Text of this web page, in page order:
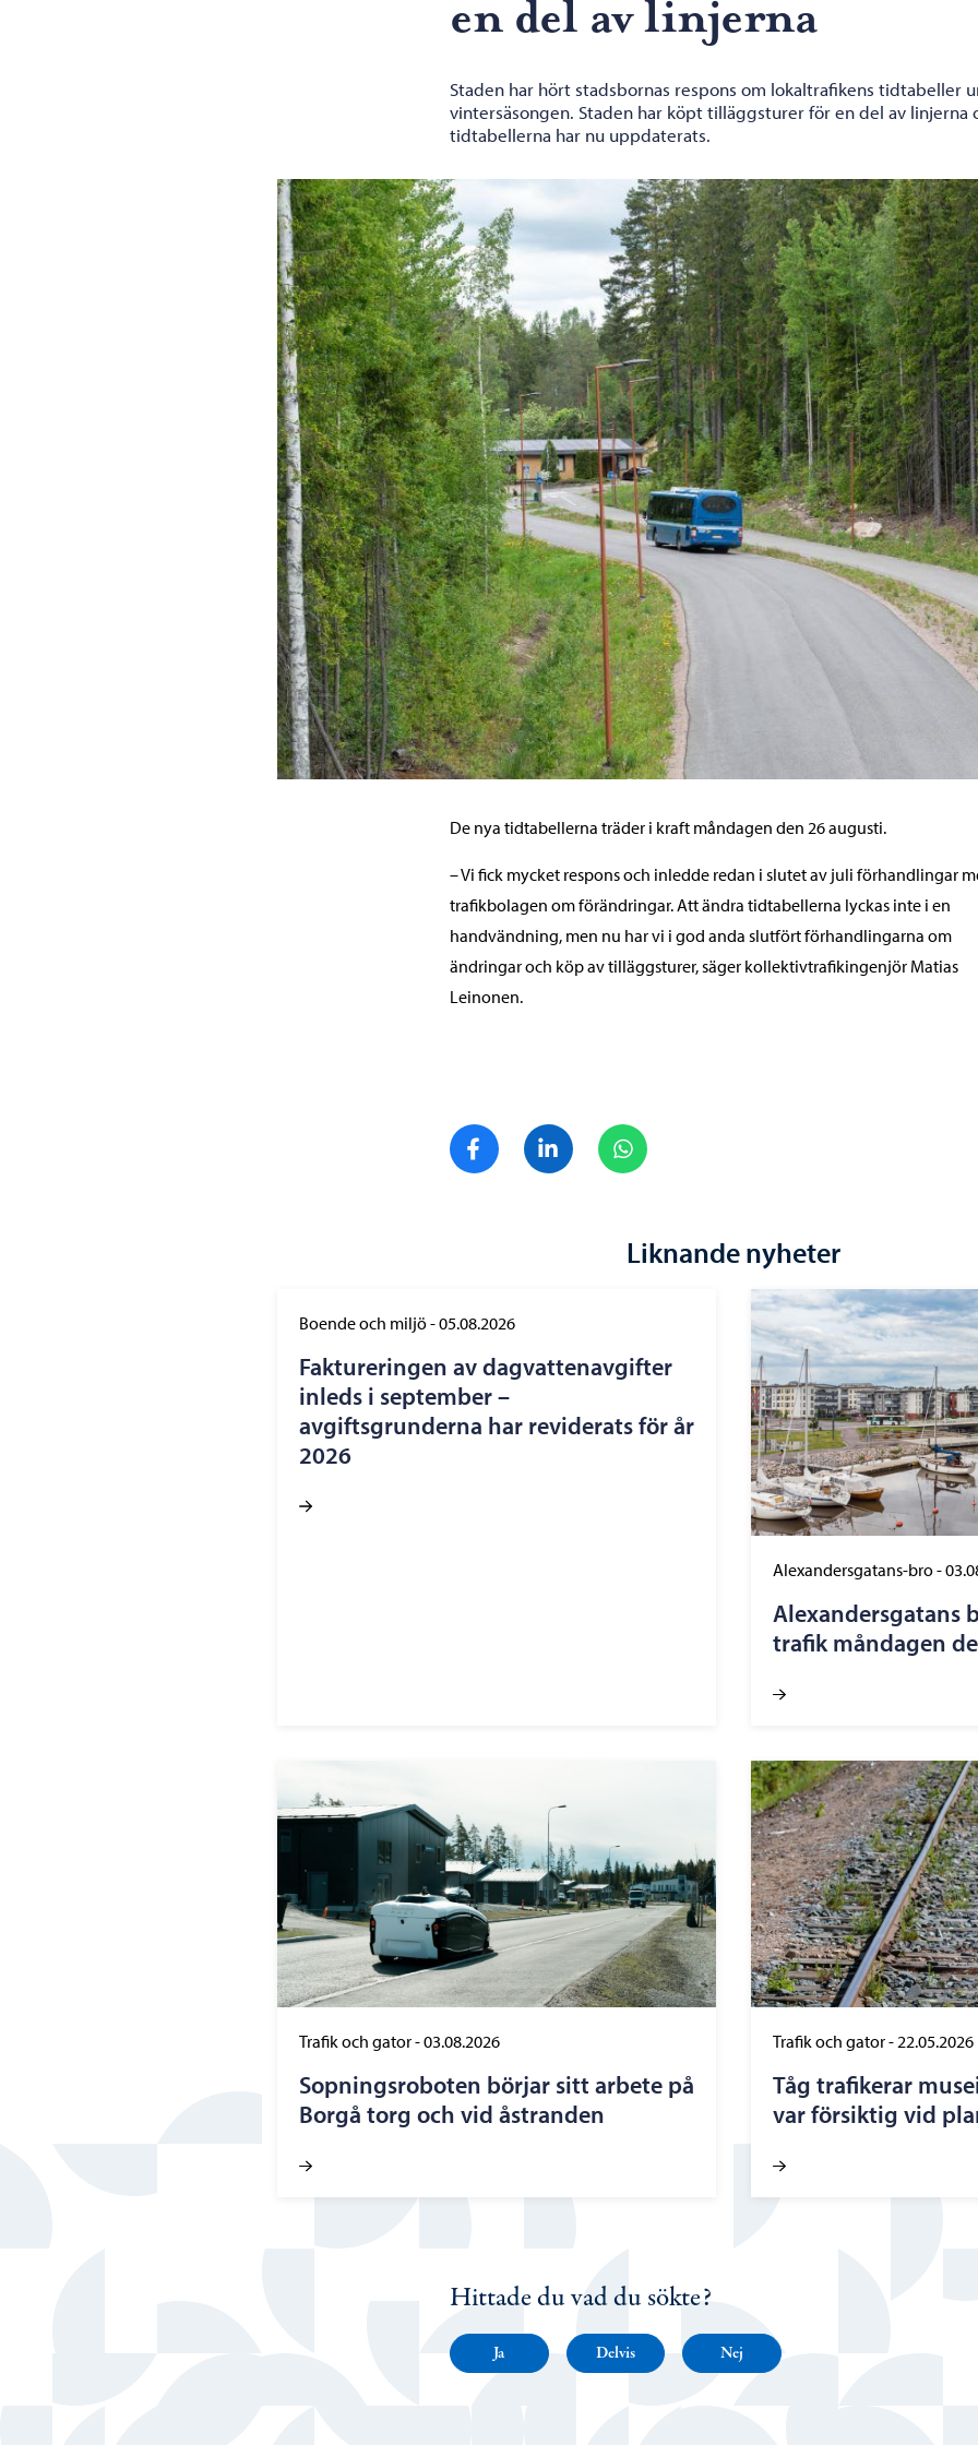
en del av linjerna
Staden har hört stadsbornas respons om lokaltrafikens tidtabeller
vintersäsongen. Staden har köpt tilläggsturer för en del av linjerna
tidtabellerna har nu uppdaterats.
De nya tidtabellerna träder i kraft måndagen den 26 augusti.
– Vi fick mycket respons och inledde redan i slutet av juli förhandlingar
trafikbolagen om förändringar. Att ändra tidtabellerna lyckas inte i en
handvändning, men nu har vi i god anda slutfört förhandlingarna om
ändringar och köp av tilläggsturer, säger kollektivtrafikingenjör Matias
Leinonen.
Dela på FacebookDela på LinkedIn
Liknande nyheter
Boende och miljö-05.08.2026
Faktureringen av dagvattenavgifter
inleds i september –
avgiftsgrunderna har reviderats för år
2026
Alexandersgatans-bro-
Alexandersgatans
trafik måndagen
Trafik och gator-03.08.2026
Sopningsroboten börjar sitt arbete på
Borgå torg och vid åstranden
Trafik och gator-22.05.2026
Tåg trafikerar
var försiktig vid
Hittade du vad du sökte?
Ja Delvis Nej